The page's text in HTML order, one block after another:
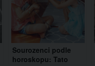
Sourozenci podle
horoskopu: Tato